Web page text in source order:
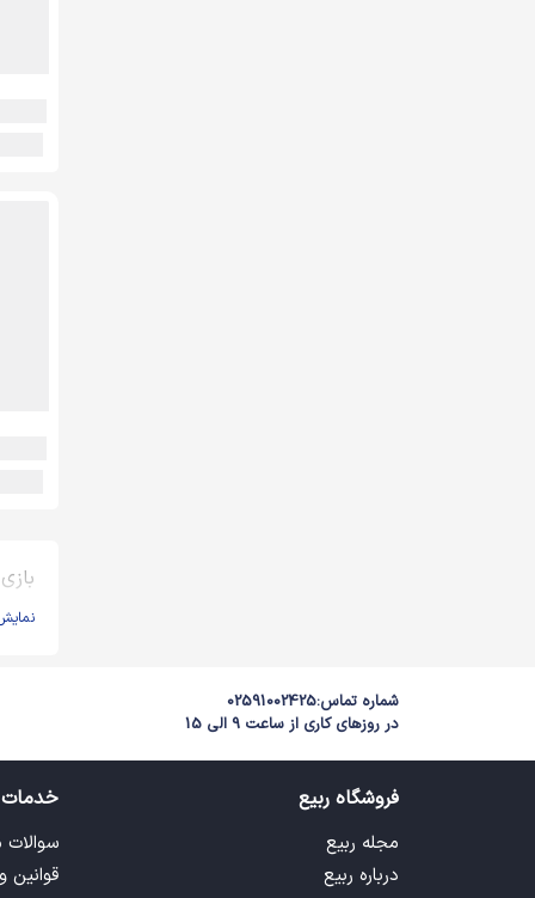
شماره تماس:02591002425
در روزهای کاری از ساعت 9 الی 15
فروشگاه ربیع
مجله ربیع
درباره ربیع
خدمات
سوالات
قوانین